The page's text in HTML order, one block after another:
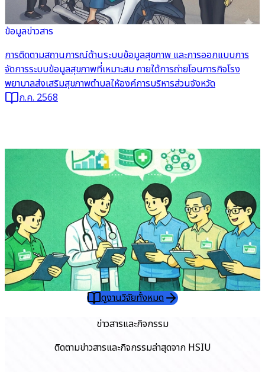
อ่านต่อ
ข้อมูลข่าวสาร
การติดตามสถานการณ์ด้านระบบข้อมูลสุขภาพ และการออกแบบการ
จัดการระบบข้อมูลสุขภาพที่เหมาะสม ภายใต้การถ่ายโอนภารกิจโรง
พยาบาลส่งเสริมสุขภาพตำบลให้องค์การบริหารส่วนจังหวัด
ก.ค. 2568
ดูงานวิจัยทั้งหมด
ข่าวสารและกิจกรรม
ติดตามข่าวสารและกิจกรรมล่าสุดจาก HSIU